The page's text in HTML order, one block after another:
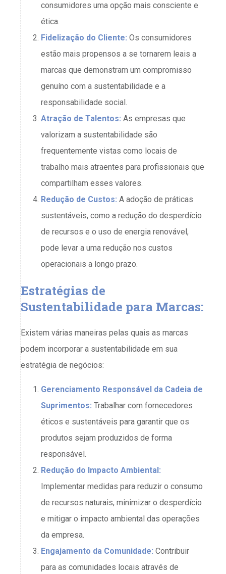
consumidores uma opção mais consciente e
ética.
Fidelização do Cliente: Os consumidores
estão mais propensos a se tornarem leais a
marcas que demonstram um compromisso
genuíno com a sustentabilidade e a
responsabilidade social.
Atração de Talentos: As empresas que
valorizam a sustentabilidade são
frequentemente vistas como locais de
trabalho mais atraentes para profissionais que
compartilham esses valores.
Redução de Custos: A adoção de práticas
sustentáveis, como a redução do desperdício
de recursos e o uso de energia renovável,
pode levar a uma redução nos custos
operacionais a longo prazo.
Estratégias de
Sustentabilidade para Marcas:
Existem várias maneiras pelas quais as marcas
podem incorporar a sustentabilidade em sua
estratégia de negócios:
Gerenciamento Responsável da Cadeia de
Suprimentos: Trabalhar com fornecedores
éticos e sustentáveis ​​para garantir que os
produtos sejam produzidos de forma
responsável.
Redução do Impacto Ambiental:
Implementar medidas para reduzir o consumo
de recursos naturais, minimizar o desperdício
e mitigar o impacto ambiental das operações
da empresa.
Engajamento da Comunidade: Contribuir
para as comunidades locais através de